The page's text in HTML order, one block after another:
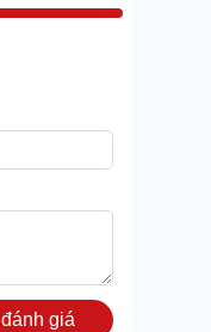
Gửi đánh giá